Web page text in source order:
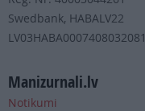
Swedbank, HABALV22
LV03HABA0007408032081
Manizurnali.lv
Notikumi